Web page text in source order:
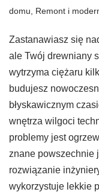
domu
Remont i
Zastanawiasz się
ale Twój drewniany
wytrzyma ciężaru
budujesz
błyskawicznym
wnętrza wilgoci
problemy jest
znane powszechnie
rozwiązanie
wykorzystuje lekkie